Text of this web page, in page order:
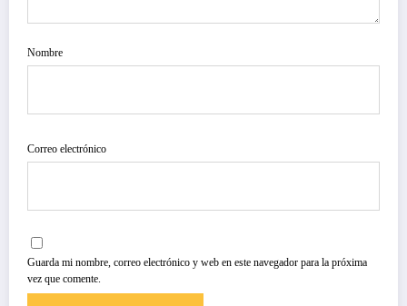
Nombre
Correo electrónico
Guarda mi nombre, correo electrónico y web en este navegador para la próxima
vez que comente.